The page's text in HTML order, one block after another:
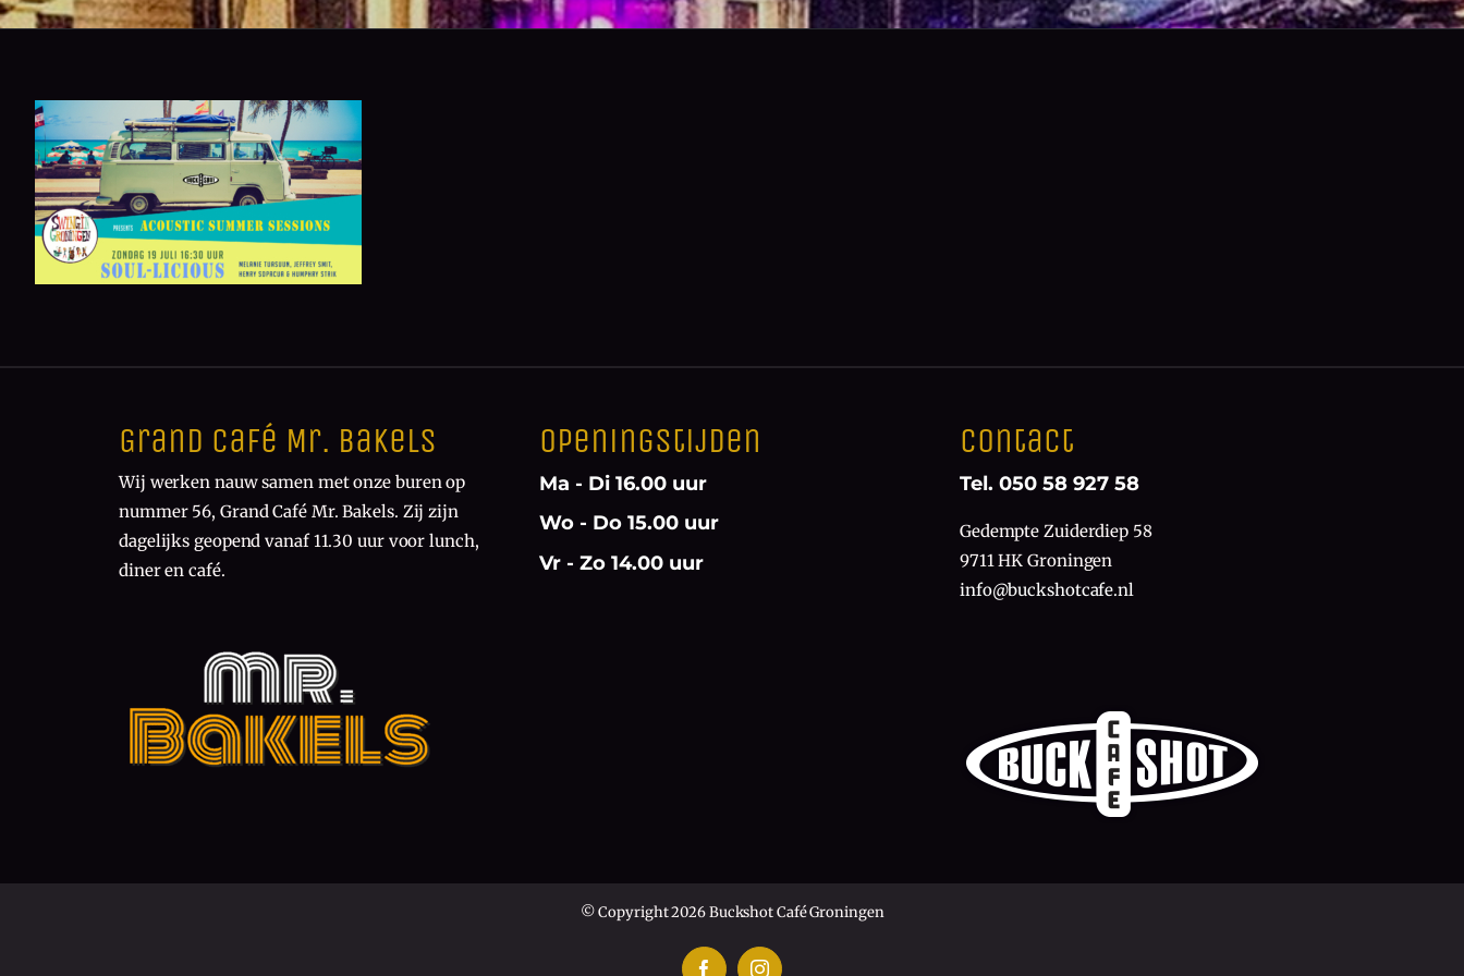
Grand Café Mr. Bakels
Wij werken nauw samen met onze buren op
nummer 56, Grand Café Mr. Bakels. Zij zijn
dagelijks geopend vanaf 11.30 uur voor lunch,
diner en café.
Openingstijden
Ma - Di 16.00 uur
Wo - Do 15.00 uur
Vr - Zo 14.00 uur
Contact
Tel. 050 58 927 58
Gedempte Zuiderdiep 58
9711 HK Groningen
info@buckshotcafe.nl
© Copyright 2026 Buckshot Café Groningen